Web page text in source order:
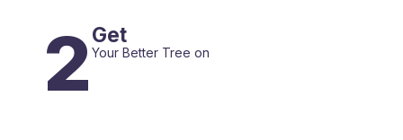
2Get
Your Better Tree on